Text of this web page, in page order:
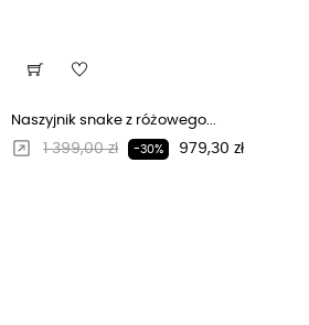
Naszyjnik snake z różowego...
Regularna cena
1 399,00 zł -30% Cena
979,30 zł